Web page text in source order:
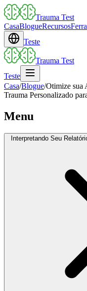
Trauma Test
CasaBlogueRecursos
Teste
Trauma Test
Teste
Casa/Blogue/Otimize sua
Trauma Personalizado
Menu
Interpretando Seu